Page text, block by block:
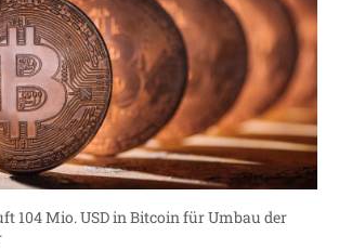
104 Mio. USD in Bitcoin für Umbau der